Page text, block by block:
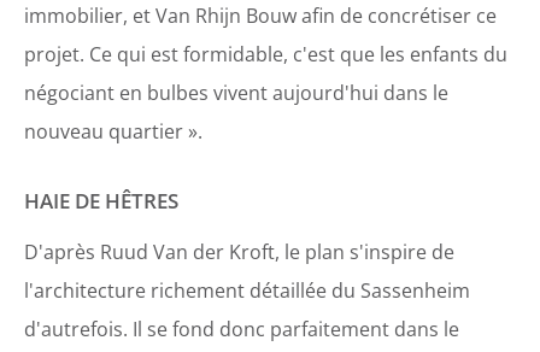
immobilier, et Van Rhijn Bouw afin de concrétiser ce
projet. Ce qui est formidable, c'est que les enfants du
négociant en bulbes vivent aujourd'hui dans le
nouveau quartier ».
HAIE DE HÊTRES
D'après Ruud Van der Kroft, le plan s'inspire de
l'architecture richement détaillée du Sassenheim
d'autrefois. Il se fond donc parfaitement dans le